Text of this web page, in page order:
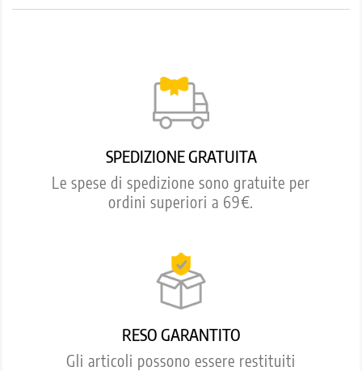
SPEDIZIONE GRATUITA
Le spese di spedizione sono gratuite per
ordini superiori a 69€.
RESO GARANTITO
Gli articoli possono essere restituiti